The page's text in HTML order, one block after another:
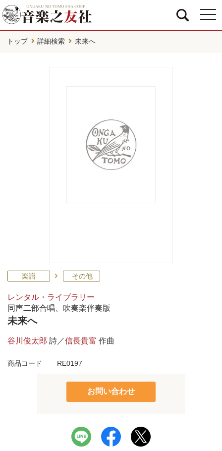
トップ 詳細検索 未来へ
楽譜 その他
レンタル・ライブラリー
同声二部合唱、吹奏楽伴奏版
未来へ
谷川俊太郎 詩／信長貴富 作曲
商品コード RE0197
お問い合わせ